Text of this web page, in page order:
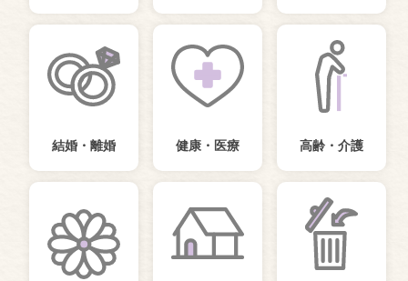
結婚・離婚 健康・医療 高齢・介護